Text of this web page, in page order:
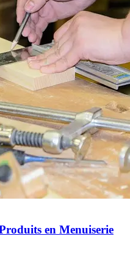
en Menuiserie